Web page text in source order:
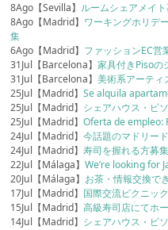
8Ago【Sevilla】ルームシェアメイ
8Ago【Madrid】 ワーキングホリデ
集
6Ago【Madrid】 ファッションEC営
31Jul【Barcelona】家具付きPisoの
31Jul【Barcelona】美術系アーティ
25Jul【Madrid】Se alquila
25Jul【Madrid】 シェアハウス・ピ
25Jul【Madrid】Oferta de empleo:
24Jul【Madrid】今話題のマドリー
24Jul【Madrid】寿司を握れる方募集
22Jul【Málaga】We’re looking for
20Jul【Málaga】 お茶・情報交換で
17Jul【Madrid】 国際交流ピクニッ
15Jul【Madrid】高級寿司店にてホ
14Jul【Madrid】 シェアハウス・ピ